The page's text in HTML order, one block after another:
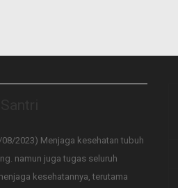
2023) Menjaga kesehatan tubuh
namun juga tugas seluruh
kesehatannya, terutama